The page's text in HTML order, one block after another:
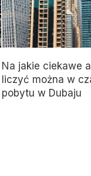
Na jakie ciekawe
liczyć można w
pobytu w Dubaju